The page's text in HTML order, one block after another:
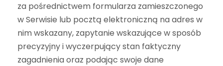
za pośrednictwem formularza zamieszczonego
w Serwisie lub pocztą elektroniczną na adres w
nim wskazany, zapytanie wskazujące w sposób
precyzyjny i wyczerpujący stan faktyczny
zagadnienia oraz podając swoje dane